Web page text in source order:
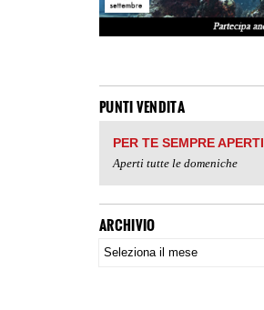
PUNTI VENDITA
PER TE SEMPRE APERTI
Aperti tutte le domeniche
ARCHIVIO